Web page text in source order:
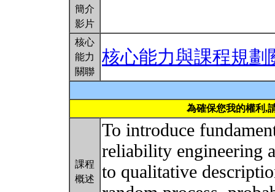
簡介
影片
核心
能力
關聯
核心能力與課程規劃
為確保您我的權利,
課程
概述
To introduce
reliability engineering
to qualitative